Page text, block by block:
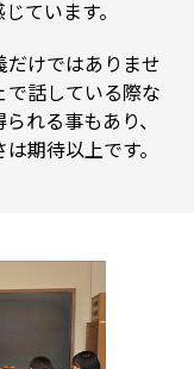
ています。
だけではありませ
で話している際な
れる事もあり、
期待以上です。